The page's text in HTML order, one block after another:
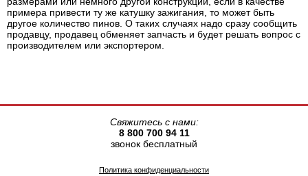
примера привести ту же катушку зажигания, то может быть
другое количество пинов. О таких случаях надо сразу сообщить
продавцу, продавец обменяет запчасть и будет решать вопрос с
производителем или экспортером.
Политика конфиденциальности
Свяжитесь с нами:
8 800 700 94 11
звонок бесплатный